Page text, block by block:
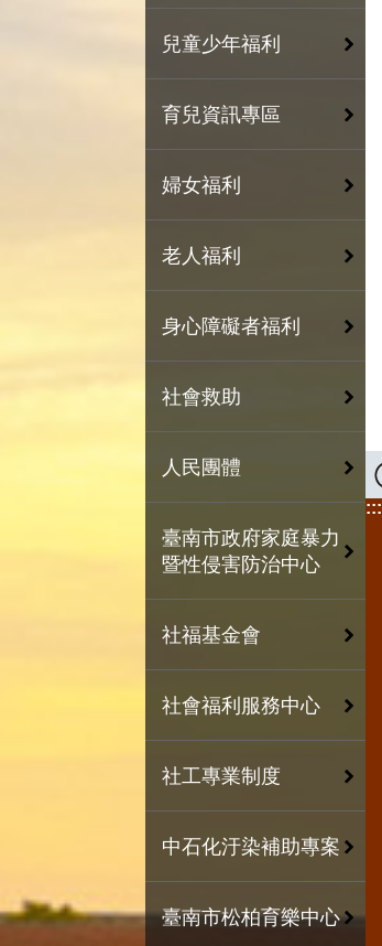
兒童少年福利
育兒資訊專區
婦女福利
老人福利
身心障礙者福利
社會救助
人民團體
臺南市政府家庭暴力
暨性侵害防治中心
社福基金會
社會福利服務中心
社工專業制度
中石化汙染補助專案
臺南市松柏育樂中心
:::